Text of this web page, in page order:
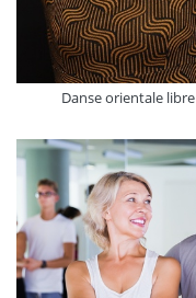
Danse orientale libre